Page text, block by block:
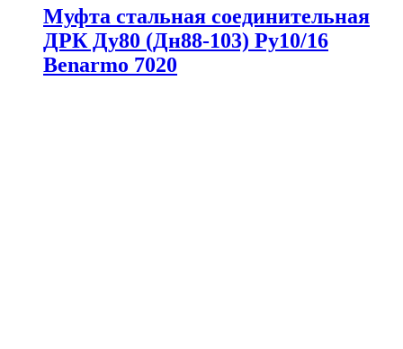
Муфта стальная соединительная
ДРК Ду80 (Дн88-103) Ру10/16
Benarmo 7020